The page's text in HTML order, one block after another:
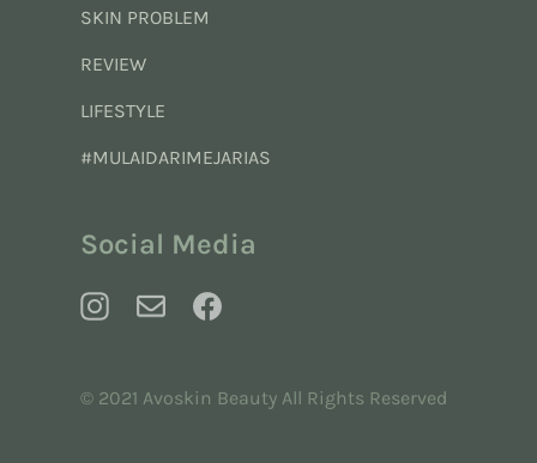
SKIN PROBLEM
REVIEW
LIFESTYLE
#MULAIDARIMEJARIAS
Social Media
© 2021 Avoskin Beauty All Rights Reserved